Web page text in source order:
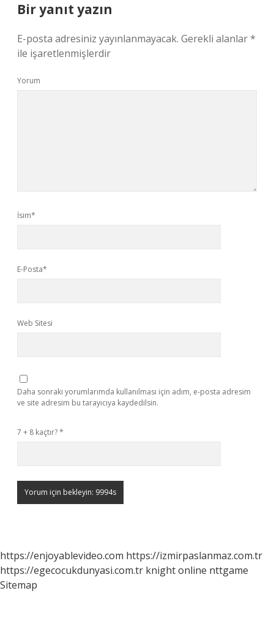
Bir yanıt yazın
E-posta adresiniz yayınlanmayacak. Gerekli alanlar*
ile işaretlenmişlerdir
Yorum
İsim*
E-Posta*
Web Sitesi
Daha sonraki yorumlarımda kullanılması için adım, e-posta adresim
ve site adresim bu tarayıcıya kaydedilsin.
7 + 8 kaçtır?*
https://enjoyablevideo.com https://izmirpaslanmaz.com.tr
https://egecocukdunyasi.com.tr knight online nttgame
Sitemap